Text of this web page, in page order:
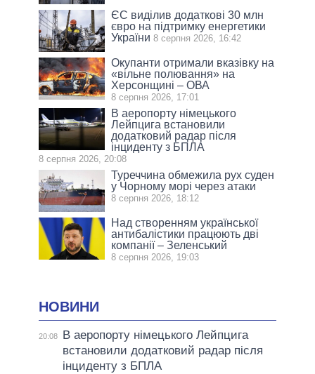
ЄС виділив додаткові 30 млн
євро на підтримку енергетики
України 8 серпня 2026, 16:42
Окупанти отримали вказівку на
«вільне полювання» на
Херсонщині – ОВА
8 серпня 2026, 17:01
В аеропорту німецького
Лейпцига встановили
додатковий радар після
інциденту з БПЛА
8 серпня 2026, 20:08
Туреччина обмежила рух суден
у Чорному морі через атаки
8 серпня 2026, 18:12
Над створенням української
антибалістики працюють дві
компанії – Зеленський
8 серпня 2026, 19:03
НОВИНИ
20:08
В аеропорту німецького Лейпцига
встановили додатковий радар після
інциденту з БПЛА